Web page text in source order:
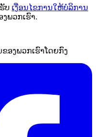
ບ ເງື່ອນໄຂການໃຫ້ບໍລິການ
ງພວກເຮົາ.
ອງພວກເຮົາໂດຍກົງ